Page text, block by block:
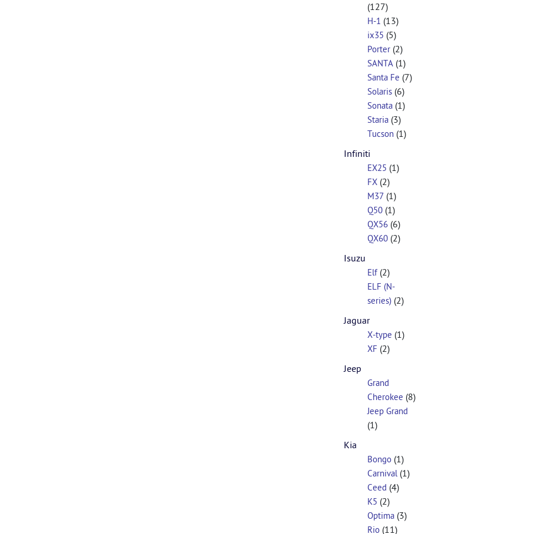
(127)
H-1 (13)
ix35 (5)
Porter(2)
SANTA(1)
Santa Fe (7)
Solaris(6)
Sonata(1)
Staria(3)
Tucson(1)
Infiniti
EX25 (1)
FX(2)
M37(1)
Q50(1)
QX56(6)
QX60(2)
Isuzu
Elf(2)
ELF (N-
series)(2)
Jaguar
X-type (1)
XF (2)
Jeep
Grand
Cherokee (8)
Jeep Grand
(1)
Kia
Bongo(1)
Carnival(1)
Ceed (4)
K5 (2)
Optima(3)
Rio(11)